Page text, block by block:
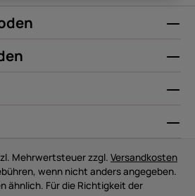
Mehrwertsteuer zzgl. Versandkosten
wenn nicht anders angegeben.
ähnlich. Für die Richtigkeit der